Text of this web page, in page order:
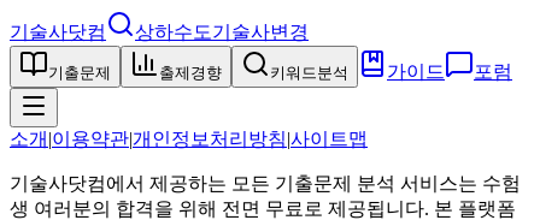
기술사닷컴 상하수도기술사변경
기출문제 출제경향 키워드분석 가이드 포럼
소개 |이용약관|개인정보처리방침|사이트맵
기술사닷컴에서 제공하는 모든 기출문제 분석 서비스는 수험
생 여러분의 합격을 위해 전면 무료로 제공됩니다. 본 플랫폼